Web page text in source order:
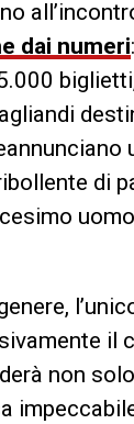
dai numeri
di
il
non